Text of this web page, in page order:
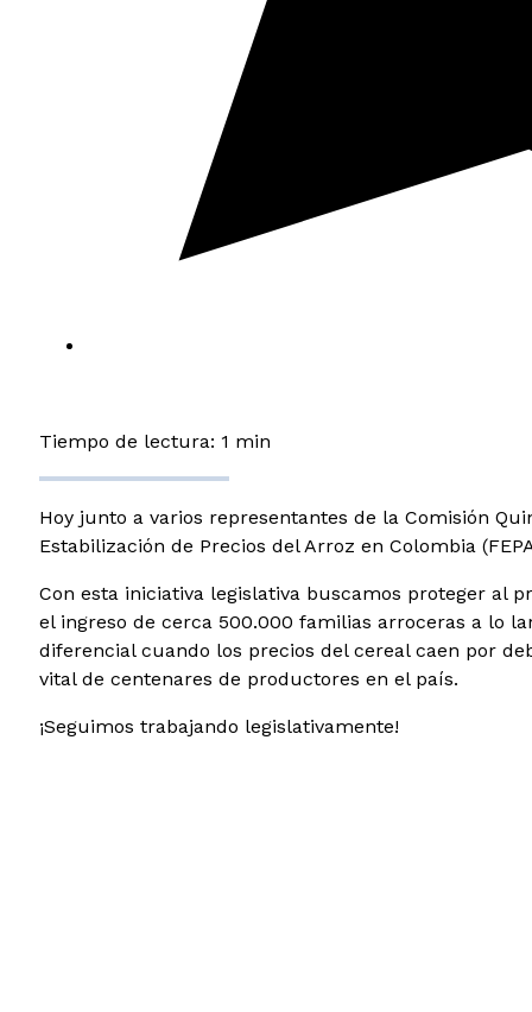
Tiempo de lectura: 1 min
Hoy junto a varios representantes de la Comisión
Estabilización de Precios del Arroz en Colombia
Con esta iniciativa legislativa buscamos proteger al
el ingreso de cerca 500.000 familias arroceras a lo
diferencial cuando los precios del cereal caen por
vital de centenares de productores en el país.
¡Seguimos trabajando legislativamente!